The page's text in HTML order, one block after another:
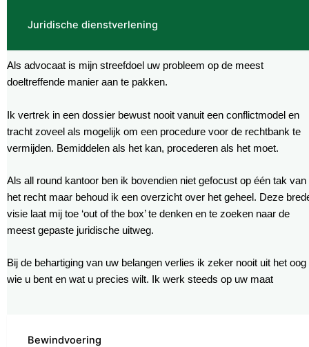
Juridische dienstverlening
Bewindvoering
Als advocaat is mijn streefdoel uw probleem op de meest
doeltreffende manier aan te pakken.
Ik vertrek in een dossier bewust nooit vanuit een conflictmodel en
tracht zoveel als mogelijk om een procedure voor de rechtbank te
vermijden. Bemiddelen als het kan, procederen als het moet.
Als all round kantoor ben ik bovendien niet gefocust op één tak van
het recht maar behoud ik een overzicht over het geheel. Deze
visie laat mij toe ‘out of the box’ te denken en te zoeken naar de
meest gepaste juridische uitweg.
Bij de behartiging van uw belangen verlies ik zeker nooit uit het oog
wie u bent en wat u precies wilt. Ik werk steeds op uw maat